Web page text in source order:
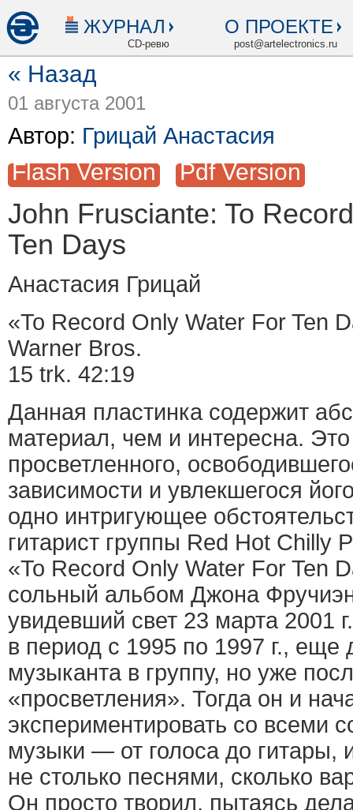
ЖУРНАЛ
CD-ревю
О ПРОЕКТЕ
post@artelectronics.ru
« Назад
01 августа 2001
Автор: Грицай Анастасия
Flash Version Pdf Version
John Frusciante: To
Ten Days
Анастасия Грицай
«To Record Only Water For Ten
Warner Bros.
15 trk. 42:19
Данная пластинка содержит
материал, чем и интересна. Это
просветленного,
зависимости и увлекшегося
одно интригующее
гитарист группы Red Hot Chilly
«To Record Only Water For Ten
сольный альбом Джона
увидевший свет 23 марта 2001
в период с 1995 по 1997 г., еще
музыканта в группу, но уже
«просветления». Тогда он и
экспериментировать со всеми
музыки — от голоса до гитары,
не столько песнями, сколько
Он просто творил, пытаясь